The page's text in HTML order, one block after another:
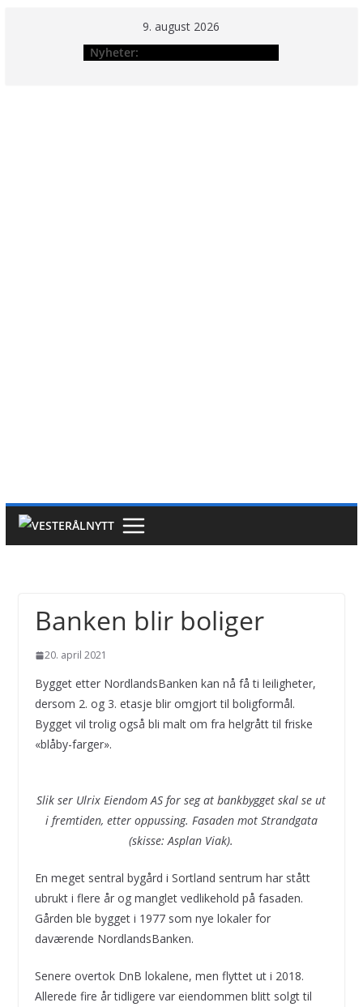
9. august 2026
Nyheter:
Banken blir boliger
20. april 2021
Bygget etter NordlandsBanken kan nå få ti leiligheter,
dersom 2. og 3. etasje blir omgjort til boligformål.
Bygget vil trolig også bli malt om fra helgrått til friske
«blåby-farger».
Slik ser Ulrix Eiendom AS for seg at bankbygget skal se ut
i fremtiden, etter oppussing. Fasaden mot Strandgata
(skisse: Asplan Viak).
En meget sentral bygård i Sortland sentrum har stått
ubrukt i flere år og manglet vedlikehold på fasaden.
Gården ble bygget i 1977 som nye lokaler for
daværende NordlandsBanken.
Senere overtok DnB lokalene, men flyttet ut i 2018.
Allerede fire år tidligere var eiendommen blitt solgt til